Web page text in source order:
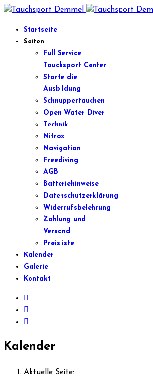
Startseite
Seiten
Full Service
Tauchsport Center
Starte die
Ausbildung
Schnuppertauchen
Open Water Diver
Technik
Nitrox
Navigation
Freediving
AGB
Batteriehinweise
Datenschutzerklärung
Widerrufsbelehrung
Zahlung und
Versand
Preisliste
Kalender
Galerie
Kontakt
Kalender
Aktuelle Seite: